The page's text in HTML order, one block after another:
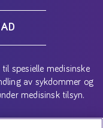
spesielle medisinske
av sykdommer og
medisinsk tilsyn.